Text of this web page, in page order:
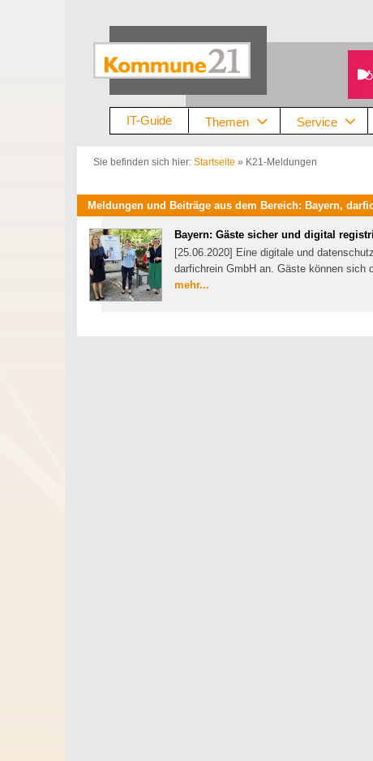
IT-Guide Themen Service
Sie befinden sich hier: Startseite » K21-Meldungen
Meldungen und Beiträge aus dem Bereich: Bayern,
Bayern: Gäste sicher und digital
[25.06.2020] Eine digitale und
darfichrein GmbH an. Gäste können sich
mehr...